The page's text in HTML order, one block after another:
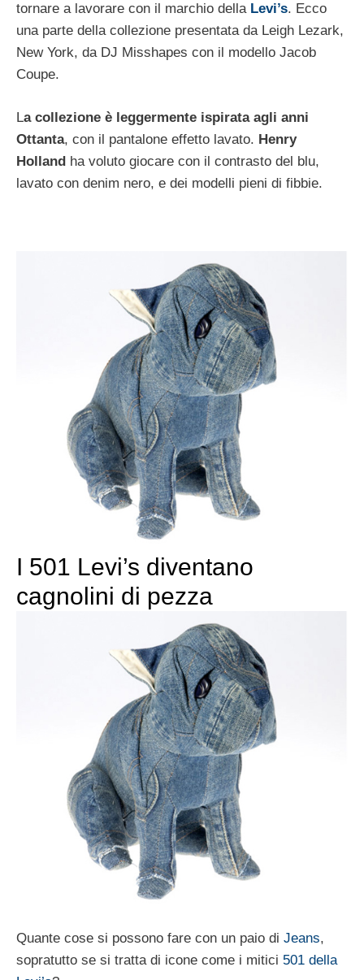
tornare a lavorare con il marchio della Levi’s. Ecco
una parte della collezione presentata da Leigh Lezark,
New York, da DJ Misshapes con il modello Jacob
Coupe.
La collezione è leggermente ispirata agli anni
Ottanta, con il pantalone effetto lavato. Henry
Holland ha voluto giocare con il contrasto del blu,
lavato con denim nero, e dei modelli pieni di fibbie.
I 501 Levi’s diventano
cagnolini di pezza
Quante cose si possono fare con un paio di Jeans,
sopratutto se si tratta di icone come i mitici 501 della